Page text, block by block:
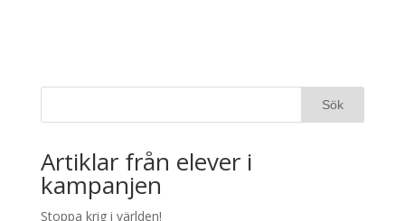
Artiklar från elever i
kampanjen
Stoppa krig i världen!